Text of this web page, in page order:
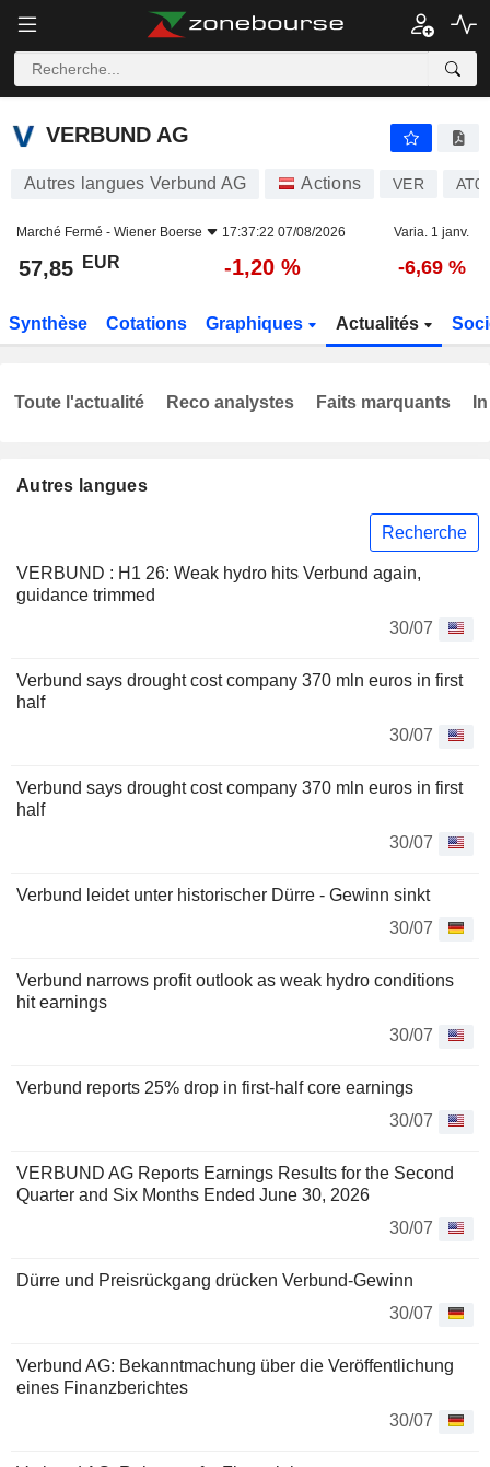
VERBUND AG
VERBUND AG
Autres langues Verbund AG Actions VER
Marché Fermé - Wiener Boerse 17:37:22 07/08/2026 Varia. 1 janv.
57,85 EUR -1,20 % -6,69 %
Synthèse Cotations Graphiques Actualités
Autres langues
Recherche
VERBUND : H1 26: Weak hydro hits Verbund again,
guidance trimmed
30/07
Verbund says drought cost company 370 mln euros in first
half
30/07
Verbund says drought cost company 370 mln euros in first
half
30/07
Verbund leidet unter historischer Dürre - Gewinn sinkt
30/07
Verbund narrows profit outlook as weak hydro conditions
hit earnings
30/07
Verbund reports 25% drop in first-half core earnings
30/07
VERBUND AG Reports Earnings Results for the Second
Quarter and Six Months Ended June 30, 2026
30/07
Dürre und Preisrückgang drücken Verbund-Gewinn
30/07
Verbund AG: Bekanntmachung über die Veröffentlichung
eines Finanzberichtes
30/07
Toute l'actualité Reco analystes Faits marquants